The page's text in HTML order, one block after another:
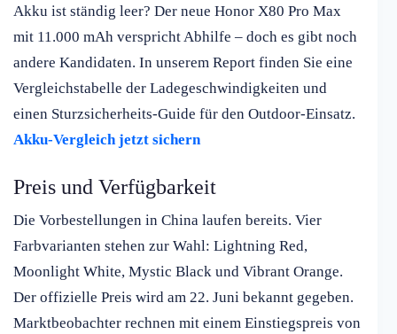
Akku ist ständig leer? Der neue Honor X80 Pro Max
mit 11.000 mAh verspricht Abhilfe – doch es gibt noch
andere Kandidaten. In unserem Report finden Sie eine
Vergleichstabelle der Ladegeschwindigkeiten und
einen Sturzsicherheits-Guide für den Outdoor-Einsatz.
Akku-Vergleich jetzt sichern
Preis und Verfügbarkeit
Die Vorbestellungen in China laufen bereits. Vier
Farbvarianten stehen zur Wahl: Lightning Red,
Moonlight White, Mystic Black und Vibrant Orange.
Der offizielle Preis wird am 22. Juni bekannt gegeben.
Marktbeobachter rechnen mit einem Einstiegspreis von